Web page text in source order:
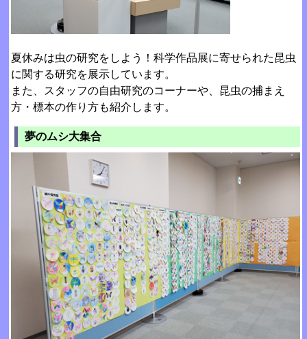
夏休みは虫の研究をしよう！科学作品展に寄せられた昆虫
に関する研究を展示しています。
また、スタッフの自由研究のコーナーや、昆虫の捕まえ
方・標本の作り方も紹介します。
夢のムシ大集合